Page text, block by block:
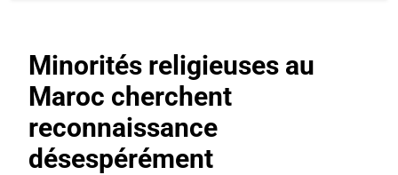
Minorités religieuses au
Maroc cherchent
reconnaissance
désespérément